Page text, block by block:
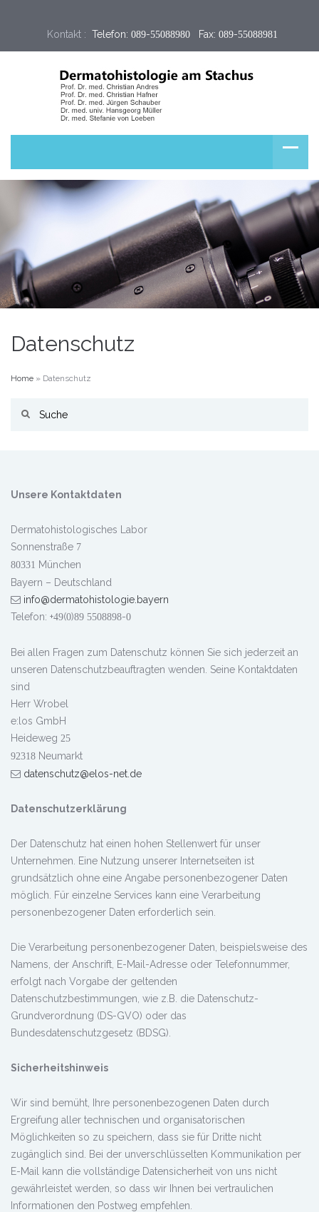
Kontakt : Telefon: 089-55088980
   Fax:
089-55088981
Datenschutz
Home » Datenschutz
Unsere Kontaktdaten
Dermatohistologisches Labor
Sonnenstraße 7
80331 München
Bayern – Deutschland
info@dermatohistologie.bayern
Telefon: +49(0)89 5508898-0
Bei allen Fragen zum Datenschutz können Sie sich jederzeit an
unseren Datenschutzbeauftragten wenden. Seine Kontaktdaten
sind
Herr Wrobel
e:los GmbH
Heideweg 25
92318 Neumarkt
datenschutz@elos-net.de
Datenschutzerklärung
Der Datenschutz hat einen hohen Stellenwert für unser
Unternehmen. Eine Nutzung unserer Internetseiten ist
grundsätzlich ohne eine Angabe personenbezogener Daten
möglich. Für einzelne Services kann eine Verarbeitung
personenbezogener Daten erforderlich sein.
Die Verarbeitung personenbezogener Daten, beispielsweise des
Namens, der Anschrift, E-Mail-Adresse oder Telefonnummer,
erfolgt nach Vorgabe der geltenden
Datenschutzbestimmungen, wie z.B. die Datenschutz-
Grundverordnung (DS-GVO) oder das
Bundesdatenschutzgesetz (BDSG).
Sicherheitshinweis
Wir sind bemüht, Ihre personenbezogenen Daten durch
Ergreifung aller technischen und organisatorischen
Möglichkeiten so zu speichern, dass sie für Dritte nicht
zugänglich sind. Bei der unverschlüsselten Kommunikation per
E-Mail kann die vollständige Datensicherheit von uns nicht
gewährleistet werden, so dass wir Ihnen bei vertraulichen
Informationen den Postweg empfehlen.